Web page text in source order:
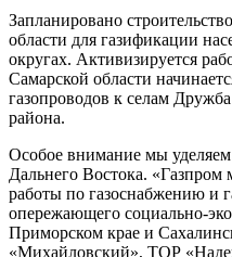
Запланировано
области для газификации
округах. Активизируется
Самарской области
газопроводов к селам
района.
Особое внимание мы
Дальнего Востока. «Газпром
работы по газоснабжению и
опережающего социально-
Приморском крае и
«Михайловский», ТОР